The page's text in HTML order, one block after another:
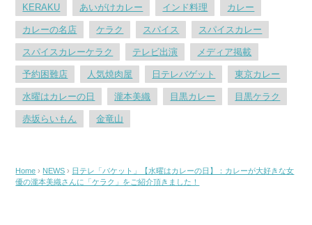
KERAKU あいがけカレー インド料理 カレー
カレーの名店 ケラク スパイス スパイスカレー
スパイスカレーケラク テレビ出演 メディア掲載
予約困難店 人気焼肉屋 日テレバゲット 東京カレー
水曜はカレーの日 瀧本美織 目黒カレー 目黒ケラク
赤坂らいもん 金竜山
Home › NEWS › 日テレ「バケット」【水曜はカレーの日】：カレーが大好きな女
優の瀧本美織さんに「ケラク」をご紹介頂きました！